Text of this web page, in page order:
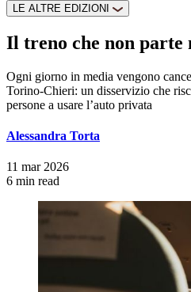
LE ALTRE EDIZIONI
Il treno che non parte
Ogni giorno in media vengono
Torino-Chieri: un disservizio che
persone a usare l’auto privata
Alessandra Torta
11 mar 2026
6 min read